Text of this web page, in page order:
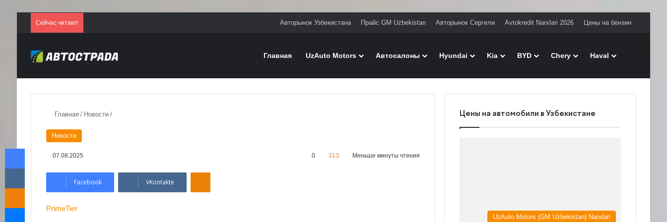
Сейчас читают Авторынок Узбекистана Прайс GM Uzbekistan Авторынок Сергели Avtokredit Narxlari 2026 Цены на бензин
Главная UzAuto Motors Автосалоны Hyundai Kia BYD Chery Haval
Главная / Новости /
Новости
07.08.2025 0 313 Меньше минуты чтения
Facebook VKontakte
Odnoklassniki
PrimeTier
Цены на автомобили в Узбекистане
UzAuto Motors (GM Uzbekistan) Narxlari
Messenger